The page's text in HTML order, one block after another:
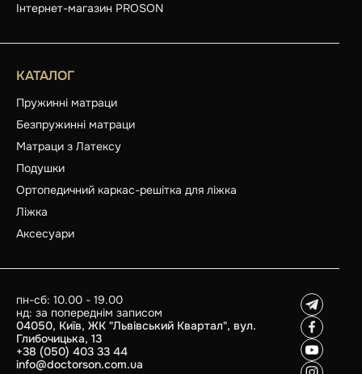
Інтернет-магазин PROSON
КАТАЛОГ
Пружинні матраци
Безпружинні матраци
Матраци з Латексу
Подушки
Ортопедичний каркас-решітка для ліжка
Ліжка
Аксесуари
пн-сб: 10.00 - 19.00
нд: за попереднім записом
04050, Київ, ЖК "Львівський Квартал", вул.
Глибочицька, 13
+38 (050) 403 33 44
info@doctorson.com.ua